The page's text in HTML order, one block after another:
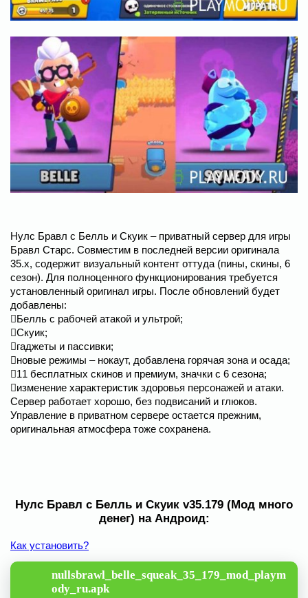
Нулс Бравл с Белль и Скуик – приватный сервер для игры
Бравл Старс. Совместим в последней версии оригинала
35.х, содержит визуальный контент оттуда (пины, скины, 6
сезон). Для полноценного функционирования требуется
установленный оригинал игры. После обновлений будет
добавлены:
Белль с рабочей атакой и ультрой;
Скуик;
гаджеты и пассивки;
новые режимы – нокаут, добавлена горячая зона и осада;
11 бесплатных скинов и премиум, значки с 6 сезона;
изменение характеристик здоровья персонажей и атаки.
Сервер работает хорошо, без подвисаний и глюков.
Управление в приватном сервере остается прежним,
оригинальная атмосфера тоже сохранена.
Нулс Бравл с Белль и Скуик v35.179 (Мод много
денег) на Андроид:
Как установить?
nullsbrawl_belle_squeak_35_179_mod_playm
ody_ru.apk